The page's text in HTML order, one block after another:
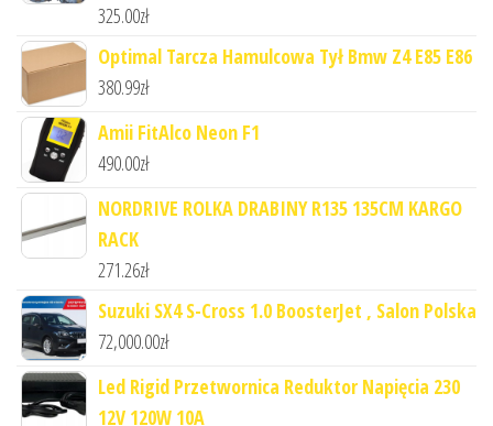
325.00zł
Optimal Tarcza Hamulcowa Tył Bmw Z4 E85 E86
380.99zł
Amii FitAlco Neon F1
490.00zł
NORDRIVE ROLKA DRABINY R135 135CM KARGO
RACK
271.26zł
Suzuki SX4 S-Cross 1.0 BoosterJet , Salon Polska
72,000.00zł
Led Rigid Przetwornica Reduktor Napięcia 230
12V 120W 10A